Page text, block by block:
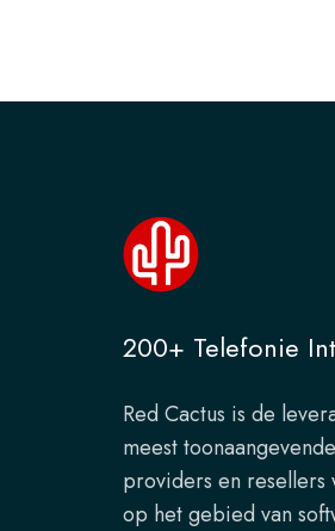
200+ Telefonie
Red Cactus is de
meest
providers en resellers
op het gebied van